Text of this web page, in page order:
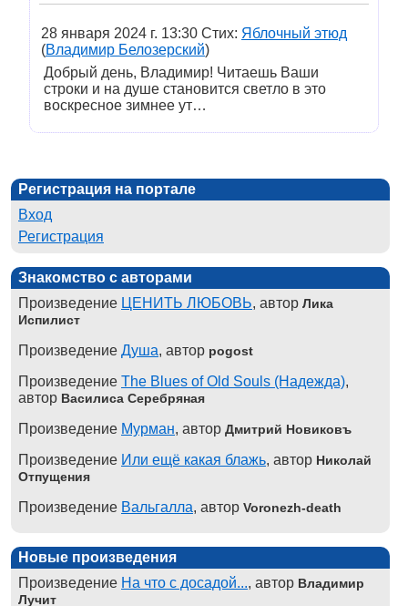
28 января 2024 г. 13:30 Стих: Яблочный этюд
(Владимир Белозерский)
Добрый день, Владимир! Читаешь Ваши
строки и на душе становится светло в это
воскресное зимнее ут…
Регистрация на портале
Вход
Регистрация
Знакомство с авторами
Произведение ЦЕНИТЬ ЛЮБОВЬ, автор Лика
Испилист
Произведение Душа, автор pogost
Произведение The Blues of Old Souls (Надежда),
автор Василиса Серебряная
Произведение Мурман, автор Дмитрий Новиковъ
Произведение Или ещё какая блажь, автор Николай
Отпущения
Произведение Вальгалла, автор Voronezh-death
Новые произведения
Произведение На что с досадой..., автор Владимир
Лучит